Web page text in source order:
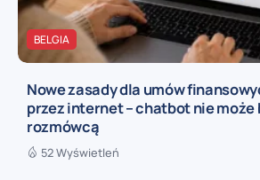
BELGIA
Nowe zasady dla umów
przez internet – chatbot nie może
rozmówcą
52 Wyświetleń